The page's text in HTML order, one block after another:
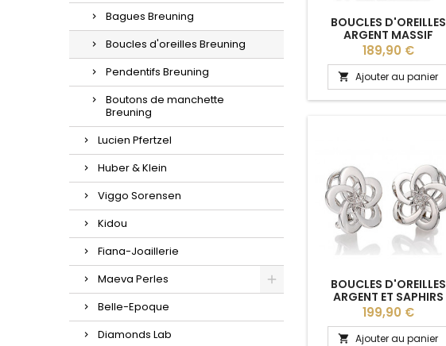
Bagues Breuning
Boucles d'oreilles Breuning
Pendentifs Breuning
Boutons de manchette
Breuning
Lucien Pfertzel
Huber & Klein
Viggo Sorensen
Kidou
Fiana-Joaillerie
Maeva Perles
Belle-Epoque
Diamonds Lab
BOUCLES D'OREILLES
ARGENT MASSIF
BREUNING
Prix
189,90 €
 Ajouter au panier
BOUCLES D'OREILLES
ARGENT ET SAPHIRS
BREUNING
Prix
199,90 €
 Ajouter au panier